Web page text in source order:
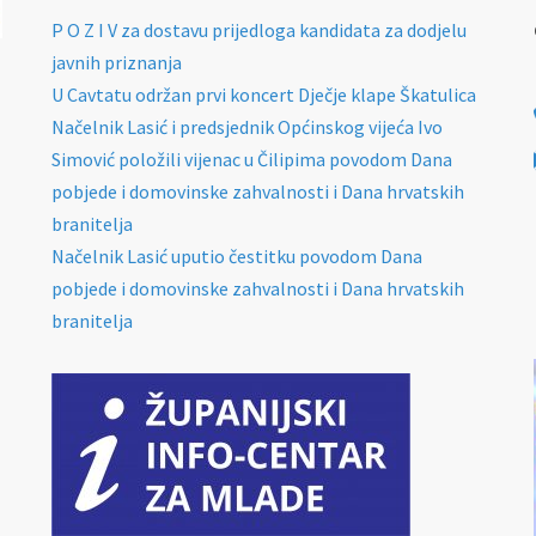
P O Z I V za dostavu prijedloga kandidata za dodjelu
javnih priznanja
U Cavtatu održan prvi koncert Dječje klape Škatulica
Načelnik Lasić i predsjednik Općinskog vijeća Ivo
Simović položili vijenac u Čilipima povodom Dana
pobjede i domovinske zahvalnosti i Dana hrvatskih
branitelja
Načelnik Lasić uputio čestitku povodom Dana
pobjede i domovinske zahvalnosti i Dana hrvatskih
branitelja